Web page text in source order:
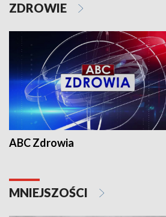
ZDROWIE
ABC Zdrowia
MNIEJSZOŚCI